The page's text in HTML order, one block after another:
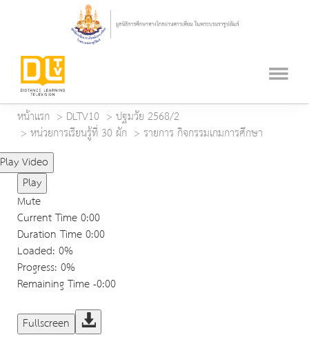
หน้าแรก DLTV10
ปฐมวัย 2568/2
หน่วยการเรียนรู้ที่ 30 ผัก
รายการ กิจกรรมเกมการศึกษา
Play Video
Play
Mute
Current Time0:00
Duration Time0:00
Loaded: 0%
Progress: 0%
Remaining Time-0:00
Fullscreen